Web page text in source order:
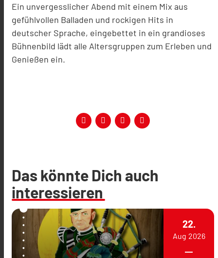
Ein unvergesslicher Abend mit einem Mix aus
gefühlvollen Balladen und rockigen Hits in
deutscher Sprache, eingebettet in ein grandioses
Bühnenbild lädt alle Altersgruppen zum Erleben und
Genießen ein.
Das könnte Dich auch
interessieren
22.
Aug 2026